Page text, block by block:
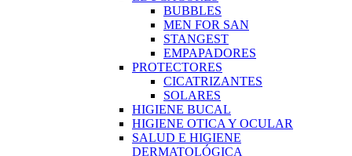
BUBBLES
MEN FOR SAN
STANGEST
EMPAPADORES
PROTECTORES
CICATRIZANTES
SOLARES
HIGIENE BUCAL
HIGIENE OTICA Y OCULAR
SALUD E HIGIENE
DERMATOLÓGICA